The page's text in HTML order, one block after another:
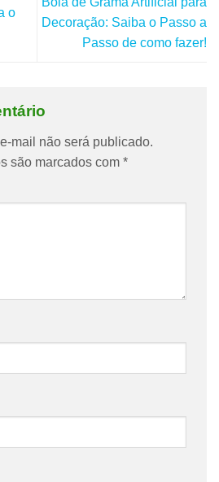
o
Decoração: Saiba o Passo a
Passo de como fazer!
mail não será publicado.
são marcados com *